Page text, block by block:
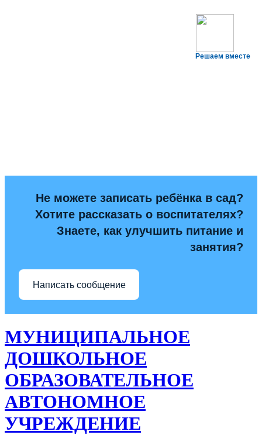
Решаем вместе
Не можете записать ребёнка в сад?
Хотите рассказать о воспитателях?
Знаете, как улучшить питание и
занятия?
Написать сообщение
МУНИЦИПАЛЬНОЕ
ДОШКОЛЬНОЕ
ОБРАЗОВАТЕЛЬНОЕ
АВТОНОМНОЕ
УЧРЕЖДЕНИЕ